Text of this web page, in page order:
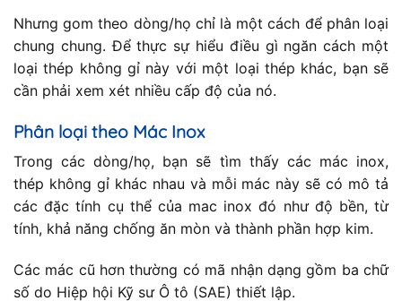
Nhưng gom theo dòng/họ chỉ là một cách để phân loại
chung chung. Để thực sự hiểu điều gì ngăn cách một
loại thép không gỉ này với một loại thép khác, bạn sẽ
cần phải xem xét nhiều cấp độ của nó.
Phân loại theo Mác Inox
Trong các dòng/họ, bạn sẽ tìm thấy các mác inox,
thép không gỉ khác nhau và mỗi mác này sẽ có mô tả
các đặc tính cụ thể của mac inox đó như độ bền, từ
tính, khả năng chống ăn mòn và thành phần hợp kim.
Các mác cũ hơn thường có mã nhận dạng gồm ba chữ
số do Hiệp hội Kỹ sư Ô tô (SAE) thiết lập.